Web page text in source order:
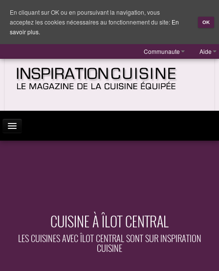
Communaute Aide
CUISINE À ÎLOT CENTRAL
LES CUISINES AVEC ÎLOT CENTRAL SONT SUR INSPIRATION
CUISINE
En cliquant sur OK ou en poursuivant la navigation, vous
acceptez les cookies nécessaires au fonctionnement du site: En
savoir plus.
OK